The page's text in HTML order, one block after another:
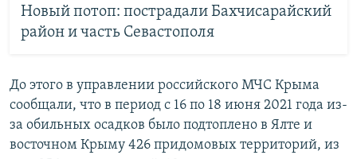
Новый потоп: пострадали Бахчисарайский
район и часть Севастополя
До этого в управлении российского МЧС Крыма
сообщали, что в период с 16 по 18 июня 2021 года из-
за обильных осадков было подтоплено в Ялте и
восточном Крыму 426 придомовых территорий, из